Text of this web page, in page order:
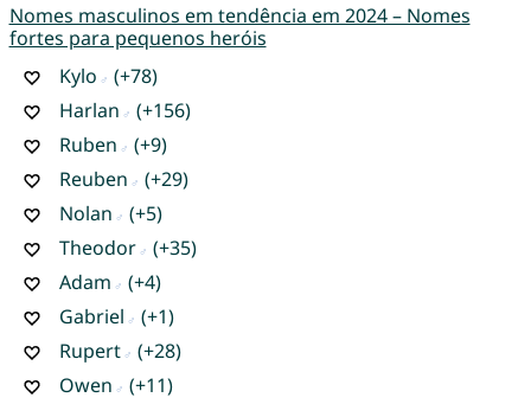
Nomes masculinos em tendência em 2024 – Nomes
fortes para pequenos heróis
Kylo
(+78)
Harlan
(+156)
Ruben
(+9)
Reuben
(+29)
Nolan
(+5)
Theodor
(+35)
Adam
(+4)
Gabriel
(+1)
Rupert
(+28)
Owen
(+11)